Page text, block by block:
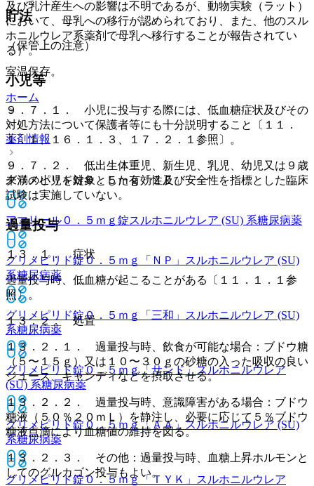
貯法
（保管上の注意）
室温保存。
ホーム
薬剤情報
グリメピリド錠０．５ｍｇ「ＺＥ」
アマリール０．５ｍｇ錠スルホニルウレア (SU) 系糖尿病薬
グリメピリド錠０．５ｍｇ「ＮＰ」
スルホニルウレア (SU)
系糖尿病薬
グリメピリド錠０．５ｍｇ「三和」
スルホニルウレア (SU)
系糖尿病薬
グリメピリド錠０．５ｍｇ「サンド」 スルホニルウレア
(SU) 系糖尿病薬
グリメピリド錠０．５ｍｇ「ＡＡ」 スルホニルウレア (SU)
系糖尿病薬
グリメピリド錠０．５ｍｇ「ＴＹＫ」
スルホニルウレア
及び乳汁産生への影響は不明であるが、動物実験（ラット）
において、母乳への移行が認められており、また、他のスル
ホニルウレア系薬剤で母乳へ移行することが報告されてい
る）。
小児等
９．７．１． 小児に投与する際には、低血糖症状及びその
対処方法について保護者等にも十分説明すること〔１１．
１．１、１６．１．３、１７．２．１参照〕。
９．７．２． 低出生体重児、新生児、乳児、幼児又は９歳
未満の小児を対象とした有効性及び安全性を指標とした臨床
試験は実施していない。
過量投与
１３．１． 症状
過量投与時、低血糖が起こることがある〔１１．１．１参
照〕。
１３．２． 処置
１３．２．１． 過量投与時、飲食が可能な場合：ブドウ糖
（５〜１５ｇ）又は１０〜３０ｇの砂糖の入った吸収の良い
ジュース、キャンディなどを摂取させる。
１３．２．２． 過量投与時、意識障害がある場合：ブドウ
糖液（５０％２０ｍＬ）を静注し、必要に応じて５％ブドウ
糖液点滴により血糖値の維持を図る。
１３．２．３． その他：過量投与時、血糖上昇ホルモンと
してのグルカゴン投与もよい。